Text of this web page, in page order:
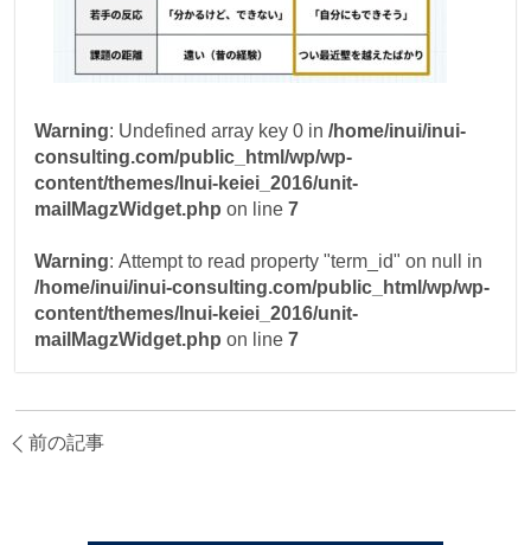
Warning : Undefined array key 0 in/home/inui/inui-
consulting.com/public_html/wp/wp-
content/themes/Inui-keiei_2016/unit-
mailMagzWidget.php on line7
Warning : Attempt to read property "term_id" on null in
/home/inui/inui-consulting.com/public_html/wp/wp-
content/themes/Inui-keiei_2016/unit-
mailMagzWidget.php on line7
前の記事